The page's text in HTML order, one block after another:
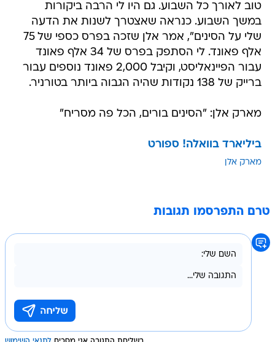
טוב לאורך כל השבוע. גם היו לי הרבה ביקורות
במשך השבוע. כנראה שאצטרך לשנות את הדעה
שלי על הסינים", אמר אלן שזכה בפרס כספי של 75
אלף פאונד. לי הסתפק בפרס של 34 אלף פאונד
עבור הפיינאליסט, וקיבל 2,000 פאונד נוספים עבור
ברייק של 138 נקודות שהיה הגבוה ביותר בטורניר.
מארק אלן: "הסינים בורים, הכל פה מסריח"
ביליארד בוואלה! ספורט
מארק אלן
טרם התפרסמו תגובות